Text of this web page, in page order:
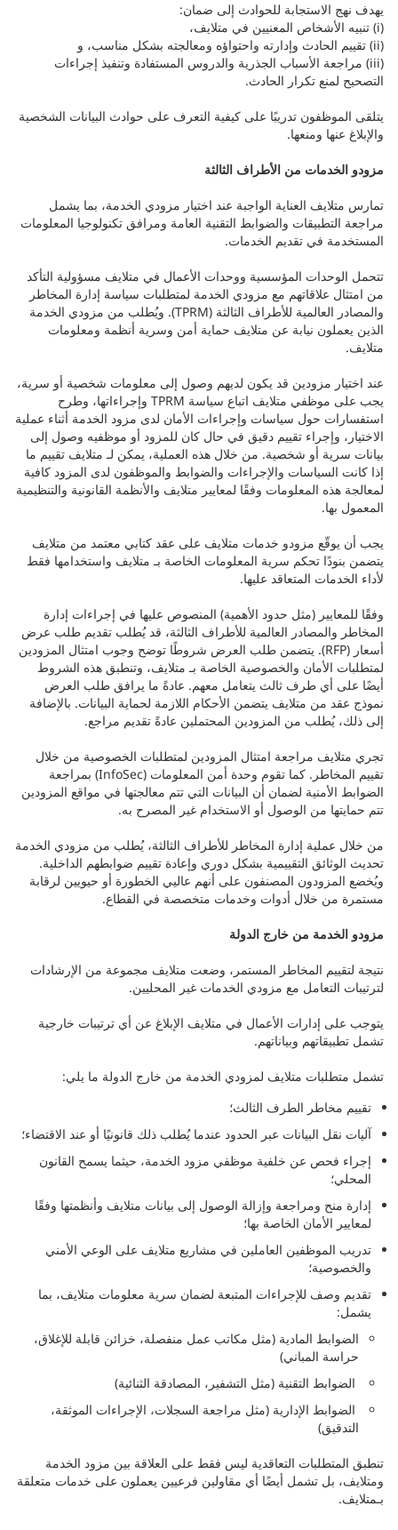
يهدف نهج الاستجابة للحوادث إلى ضمان:
(i) تنبيه الأشخاص المعنيين في متلايف،
(ii) تقييم الحادث وإدارته واحتواؤه ومعالجته بشكل مناسب، و
(iii) مراجعة الأسباب الجذرية والدروس المستفادة وتنفيذ إجراءات
التصحيح لمنع تكرار الحادث.
يتلقى الموظفون تدريبًا على كيفية التعرف على حوادث البيانات الشخصية
والإبلاغ عنها ومنعها.
مزودو الخدمات من الأطراف الثالثة
تمارس متلايف العناية الواجبة عند اختيار مزودي الخدمة، بما يشمل
مراجعة التطبيقات والضوابط التقنية العامة ومرافق تكنولوجيا المعلومات
المستخدمة في تقديم الخدمات.
تتحمل الوحدات المؤسسية ووحدات الأعمال في متلايف مسؤولية التأكد
من امتثال علاقاتهم مع مزودي الخدمة لمتطلبات سياسة إدارة المخاطر
والمصادر العالمية للأطراف الثالثة (TPRM). ويُطلب من مزودي الخدمة
الذين يعملون نيابة عن متلايف حماية أمن وسرية أنظمة ومعلومات
متلايف.
عند اختيار مزودين قد يكون لديهم وصول إلى معلومات شخصية أو سرية،
يجب على موظفي متلايف اتباع سياسة TPRM وإجراءاتها، وطرح
استفسارات حول سياسات وإجراءات الأمان لدى مزود الخدمة أثناء عملية
الاختيار، وإجراء تقييم دقيق في حال كان للمزود أو موظفيه وصول إلى
بيانات سرية أو شخصية. من خلال هذه العملية، يمكن لـ متلايف تقييم ما
إذا كانت السياسات والإجراءات والضوابط والموظفون لدى المزود كافية
لمعالجة هذه المعلومات وفقًا لمعايير متلايف والأنظمة القانونية والتنظيمية
المعمول بها.
يجب أن يوقّع مزودو خدمات متلايف على عقد كتابي معتمد من متلايف
يتضمن بنودًا تحكم سرية المعلومات الخاصة بـ متلايف واستخدامها فقط
لأداء الخدمات المتعاقد عليها.
وفقًا للمعايير (مثل حدود الأهمية) المنصوص عليها في إجراءات إدارة
المخاطر والمصادر العالمية للأطراف الثالثة، قد يُطلب تقديم طلب عرض
أسعار (RFP). يتضمن طلب العرض شروطًا توضح وجوب امتثال المزودين
لمتطلبات الأمان والخصوصية الخاصة بـ متلايف، وتنطبق هذه الشروط
أيضًا على أي طرف ثالث يتعامل معهم. عادةً ما يرافق طلب العرض
نموذج عقد من متلايف يتضمن الأحكام اللازمة لحماية البيانات. بالإضافة
إلى ذلك، يُطلب من المزودين المحتملين عادةً تقديم مراجع.
تجري متلايف مراجعة امتثال المزودين لمتطلبات الخصوصية من خلال
تقييم المخاطر. كما تقوم وحدة أمن المعلومات (InfoSec) بمراجعة
الضوابط الأمنية لضمان أن البيانات التي تتم معالجتها في مواقع المزودين
تتم حمايتها من الوصول أو الاستخدام غير المصرح به.
من خلال عملية إدارة المخاطر للأطراف الثالثة، يُطلب من مزودي الخدمة
تحديث الوثائق التقييمية بشكل دوري وإعادة تقييم ضوابطهم الداخلية.
ويُخضع المزودون المصنفون على أنهم عاليي الخطورة أو حيويين لرقابة
مستمرة من خلال أدوات وخدمات متخصصة في القطاع.
مزودو الخدمة من خارج الدولة
نتيجة لتقييم المخاطر المستمر، وضعت متلايف مجموعة من الإرشادات
لترتيبات التعامل مع مزودي الخدمات غير المحليين.
يتوجب على إدارات الأعمال في متلايف الإبلاغ عن أي ترتيبات خارجية
تشمل تطبيقاتهم وبياناتهم.
تشمل متطلبات متلايف لمزودي الخدمة من خارج الدولة ما يلي:
تقييم مخاطر الطرف الثالث؛
آليات نقل البيانات عبر الحدود عندما يُطلب ذلك قانونيًا أو عند الاقتضاء؛
إجراء فحص عن خلفية موظفي مزود الخدمة، حيثما يسمح القانون
المحلي؛
إدارة منح ومراجعة وإزالة الوصول إلى بيانات متلايف وأنظمتها وفقًا
لمعايير الأمان الخاصة بها؛
تدريب الموظفين العاملين في مشاريع متلايف على الوعي الأمني
والخصوصية؛
تقديم وصف للإجراءات المتبعة لضمان سرية معلومات متلايف، بما
يشمل:
الضوابط المادية (مثل مكاتب عمل منفصلة، خزائن قابلة للإغلاق،
حراسة المباني)
الضوابط التقنية (مثل التشفير، المصادقة الثنائية)
الضوابط الإدارية (مثل مراجعة السجلات، الإجراءات الموثقة،
التدقيق)
تنطبق المتطلبات التعاقدية ليس فقط على العلاقة بين مزود الخدمة
ومتلايف، بل تشمل أيضًا أي مقاولين فرعيين يعملون على خدمات متعلقة
بـمتلايف.